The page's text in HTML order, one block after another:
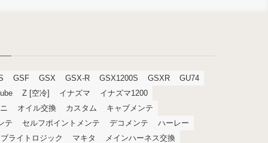
GSF GSX GSX-R GSX1200S GSXR
GU74
Z [空冷] イナズマ
イナズマ1200
オイル交換 カスタム
キャブメンテ
テ
セルフポイントメンテ デコメンテ
ハーレー
ブライトロジック
マキタ メインハーネス交換